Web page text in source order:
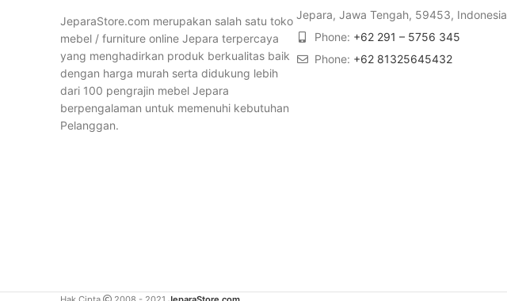
JeparaStore.com merupakan salah satu toko
mebel / furniture online Jepara terpercaya
yang menghadirkan produk berkualitas baik
dengan harga murah serta didukung lebih
dari 100 pengrajin mebel Jepara
berpengalaman untuk memenuhi kebutuhan
Pelanggan.
Jepara, Jawa Tengah, 59453, Indonesia
Phone: +62 291 – 5756 345
Phone: +62 81325645432